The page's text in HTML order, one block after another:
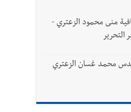
منى محمود الزعتري -
التحرير
محمد غسان الزعتري